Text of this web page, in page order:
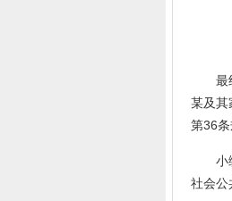
最终
某及其
第36
小编
社会公